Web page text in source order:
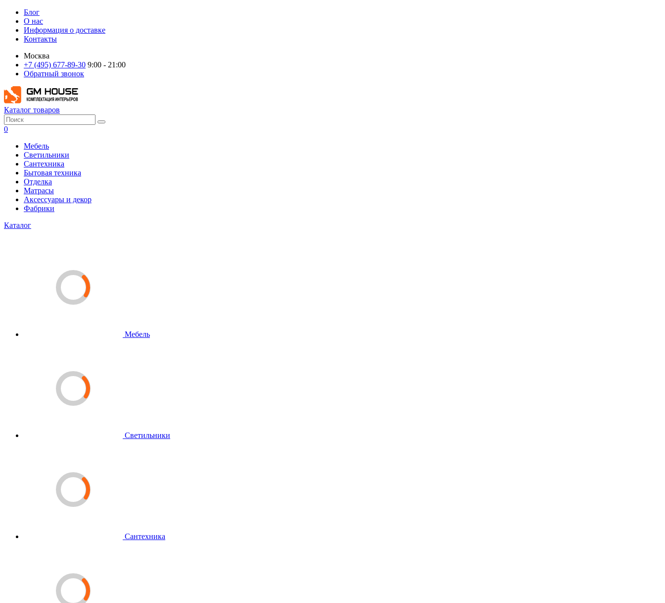
Блог
О нас
Информация о доставке
Контакты
Москва
+7 (495) 677-89-30 9:00 - 21:00
Обратный звонок
Каталог товаров
0
Мебель
Светильники
Сантехника
Бытовая техника
Отделка
Матрасы
Аксессуары и декор
Фабрики
Каталог
Мебель
Светильники
Сантехника